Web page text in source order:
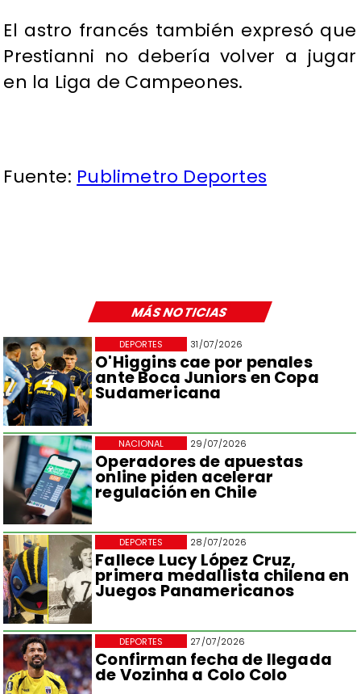
MÁS NOTICIAS
31/07/2026
O'Higgins cae por penales
ante Boca Juniors en Copa
Sudamericana
DEPORTES
29/07/2026
Operadores de apuestas
online piden acelerar
regulación en Chile
NACIONAL
28/07/2026
Fallece Lucy López Cruz,
primera medallista chilena en
Juegos Panamericanos
DEPORTES
27/07/2026
Confirman fecha de llegada
de Vozinha a Colo Colo
DEPORTES
El astro francés también expresó que
Prestianni no debería volver a jugar
en la Liga de Campeones.
Fuente: Publimetro Deportes